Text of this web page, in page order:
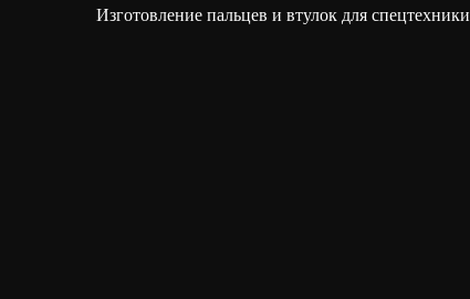
Изготовление пальцев и втулок для спецтехники